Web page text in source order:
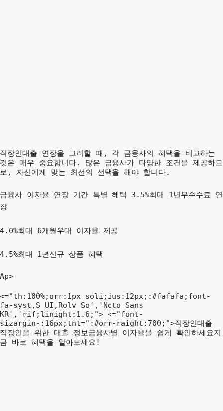
직장인대출 연장을 고려할 때, 각 금융사의 혜택을 비교하는
것은 매우 중요합니다. 많은 금융사가 다양한 조건을 제공하므
로, 자신에게 맞는 최선의 선택을 해야 합니다.
금융사 이자율 연장 기간 특별 혜택 3.5%최대 1년무수수료 연
장
4.0%최대 6개월우대 이자율 제공
4.5%최대 1년신규 상품 혜택
Ap>
<="th:100%;orr:1px soli;ius:12px;:#fafafa;font-
fa-syst,S UI,Rolv So','Noto Sans
KR','rif;linight:1.6;"> <="font-
sizargin-:16px;tnt=":#orr-raight:700;">직장인대출
직장인을 위한 대출 정보금융사별 이자율을 쉽게 확인하세요지
금 바로 혜택을 알아보세요!